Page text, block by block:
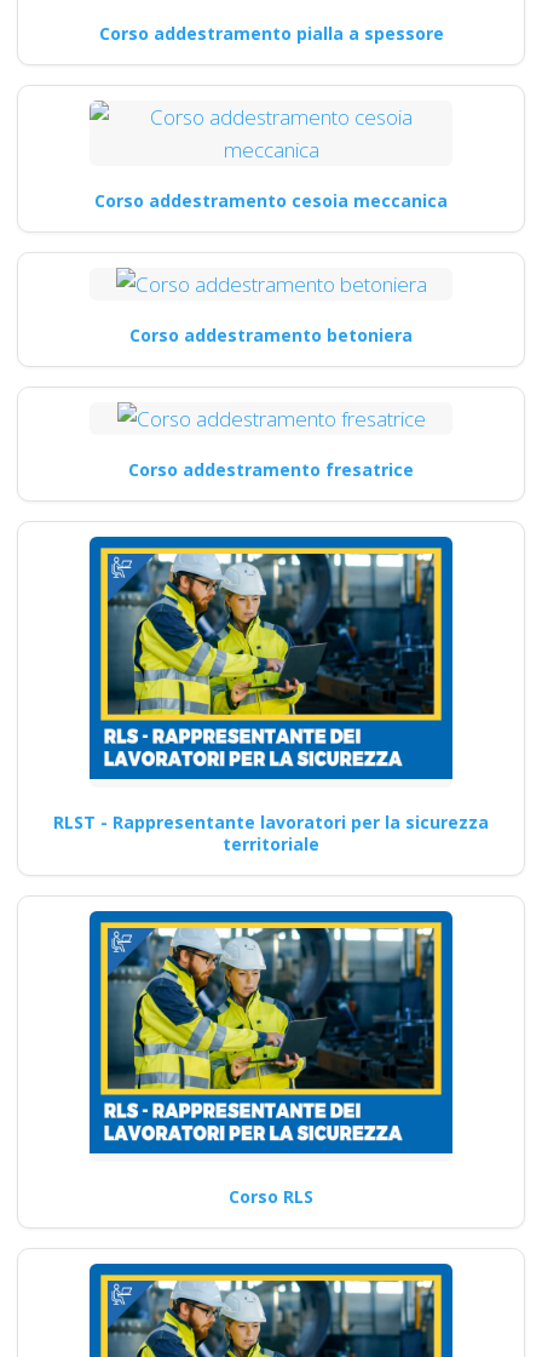
Corso addestramento pialla a spessore
Corso addestramento cesoia meccanica
Corso addestramento betoniera
Corso addestramento fresatrice
RLST - Rappresentante lavoratori per la sicurezza
territoriale
Corso RLS